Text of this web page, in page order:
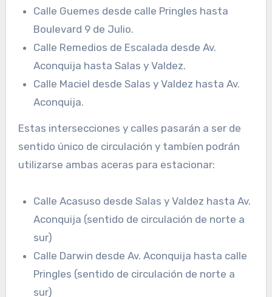
Calle Guemes desde calle Pringles hasta
Boulevard 9 de Julio.
Calle Remedios de Escalada desde Av.
Aconquija hasta Salas y Valdez.
Calle Maciel desde Salas y Valdez hasta Av.
Aconquija.
Estas intersecciones y calles pasarán a ser de
sentido único de circulación y tambíen podrán
utilizarse ambas aceras para estacionar:
Calle Acasuso desde Salas y Valdez hasta Av.
Aconquija (sentido de circulación de norte a
sur)
Calle Darwin desde Av. Aconquija hasta calle
Pringles (sentido de circulación de norte a
sur)